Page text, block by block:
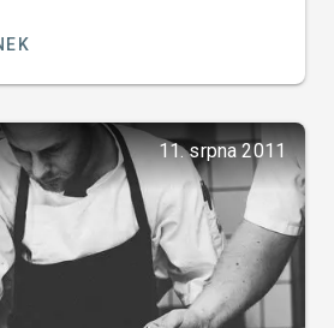
11. srpna 2011